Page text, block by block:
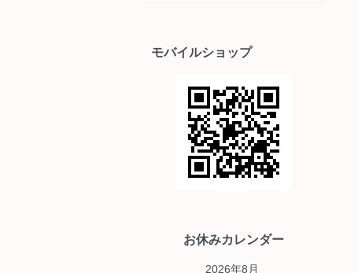
モバイルショップ
お休みカレンダー
2026年8月